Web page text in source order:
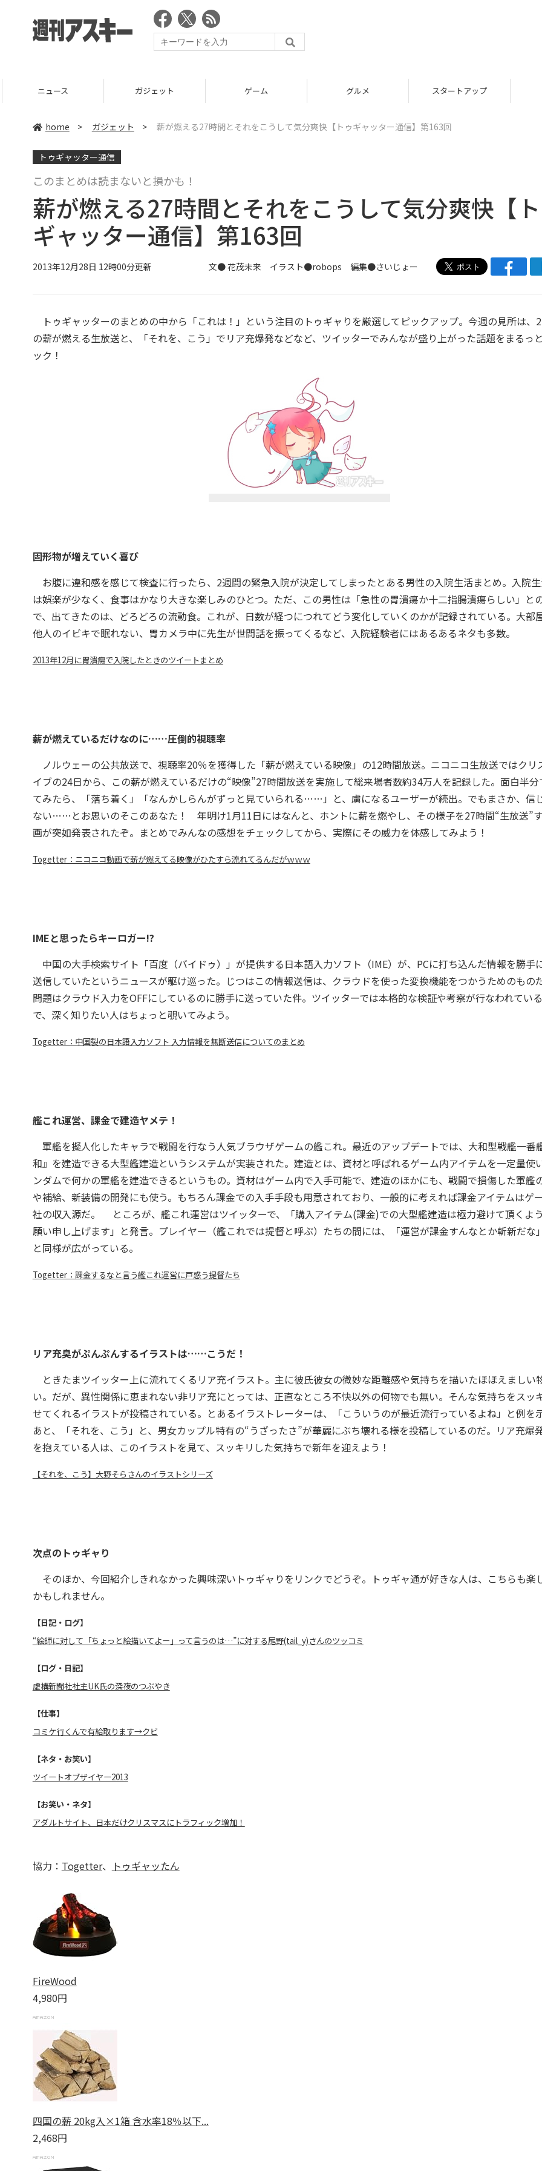
ニュース ガジェット ゲーム グルメ スタートアップ
home > ガジェット > 薪が燃える27時間とそれをこうして気分爽快【トゥギャッター通信】第163回
トゥギャッター通信
このまとめは読まないと損かも！
薪が燃える27時間とそれをこうして気分爽快【
ギャッター通信】第163回
2013年12月28日 12時00分更新 文●花茂未来 イラスト●robops 編集●さいじょー
トゥギャッターのまとめの中から「これは！」という注目のトゥギャりを厳選してピックアップ。今週の見所は、
の薪が燃える生放送と、「それを、こう」でリア充爆発などなど、ツイッターでみんなが盛り上がった話題をまるっ
ック！
固形物が増えていく喜び
お腹に違和感を感じて検査に行ったら、2週間の緊急入院が決定してしまったとある男性の入院生活まとめ。入院
は娯楽が少なく、食事はかなり大きな楽しみのひとつ。ただ、この男性は「急性の胃潰瘍か十二指腸潰瘍らしい」と
で、出てきたのは、どろどろの流動食。これが、日数が経つにつれてどう変化していくのかが記録されている。大部
他人のイビキで眠れない、胃カメラ中に先生が世間話を振ってくるなど、入院経験者にはあるあるネタも多数。
2013年12月に胃潰瘍で入院したときのツイートまとめ
薪が燃えているだけなのに……圧倒的視聴率
ノルウェーの公共放送で、視聴率20％を獲得した「薪が燃えている映像」の12時間放送。ニコニコ生放送ではクリ
イブの24日から、この薪が燃えているだけの“映像”27時間放送を実施して総来場者数約34万人を記録した。面白半分
てみたら、「落ち着く」「なんかしらんがずっと見ていられる……」と、虜になるユーザーが続出。でもまさか、信
ない……とお思いのそこのあなた！ 年明け1月11日にはなんと、ホントに薪を燃やし、その様子を27時間“生放送”
画が突如発表されたぞ。まとめでみんなの感想をチェックしてから、実際にその威力を体感してみよう！
Togetter：ニコニコ動画で薪が燃えてる映像がひたすら流れてるんだがｗｗｗ
IMEと思ったらキーロガー!?
中国の大手検索サイト「百度（バイドゥ）」が提供する日本語入力ソフト（IME）が、PCに打ち込んだ情報を勝手
送信していたというニュースが駆け巡った。じつはこの情報送信は、クラウドを使った変換機能をつかうためのものだ
問題はクラウド入力をOFFにしているのに勝手に送っていた件。ツイッターでは本格的な検証や考察が行なわれてい
で、深く知りたい人はちょっと覗いてみよう。
Togetter：中国製の日本語入力ソフト 入力情報を無断送信についてのまとめ
艦これ運営、課金で建造ヤメテ！
軍艦を擬人化したキャラで戦闘を行なう人気ブラウザゲームの艦これ。最近のアップデートでは、大和型戦艦一番
和』を建造できる大型艦建造というシステムが実装された。建造とは、資材と呼ばれるゲーム内アイテムを一定量使
ンダムで何かの軍艦を建造できるというもの。資材はゲーム内で入手可能で、建造のほかにも、戦闘で損傷した軍艦
や補給、新装備の開発にも使う。もちろん課金での入手手段も用意されており、一般的に考えれば課金アイテムはゲ
社の収入源だ。 ところが、艦これ運営はツイッターで、「購入アイテム(課金)での大型艦建造は極力避けて頂くよ
願い申し上げます」と発言。プレイヤー（艦これでは提督と呼ぶ）たちの間には、「運営が課金すんなとか斬新だ
と同様が広がっている。
Togetter：課金するなと言う艦これ運営に戸惑う提督たち
リア充臭がぷんぷんするイラストは……こうだ！
ときたまツイッター上に流れてくるリア充イラスト。主に彼氏彼女の微妙な距離感や気持ちを描いたほほえましい
い。だが、異性関係に恵まれない非リア充にとっては、正直なところ不快以外の何物でも無い。そんな気持ちをスッ
せてくれるイラストが投稿されている。とあるイラストレーターは、「こういうのが最近流行っているよね」と例を
あと、「それを、こう」と、男女カップル特有の“うざったさ”が華麗にぶち壊れる様を投稿しているのだ。リア充爆
を抱えている人は、このイラストを見て、スッキリした気持ちで新年を迎えよう！
【それを、こう】大野そらさんのイラストシリーズ
次点のトゥギャり
そのほか、今回紹介しきれなかった興味深いトゥギャりをリンクでどうぞ。トゥギャ通が好きな人は、こちらも楽
かもしれません。
【日記・ログ】
“絵師に対して「ちょっと絵描いてよー」って言うのは…”に対する尾野(tail_y)さんのツッコミ
【ログ・日記】
虚構新聞社社主UK氏の深夜のつぶやき
【仕事】
コミケ行くんで有給取ります→クビ
【ネタ・お笑い】
ツイートオブザイヤー2013
【お笑い・ネタ】
アダルトサイト、日本だけクリスマスにトラフィック増加！
協力： Togetter、 トゥギャッたん
FireWood
4,980円
四国の薪 20kg入×1箱 含水率18％以下...
2,468円